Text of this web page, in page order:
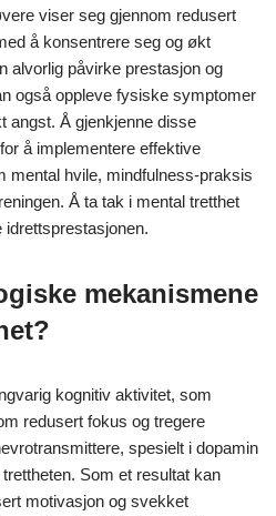
viser seg gjennom redusert
å konsentrere seg og økt
alvorlig påvirke prestasjon og
også oppleve fysiske symptomer
angst. Å gjenkjenne disse
å implementere effektive
mental hvile, mindfulness-praksis
Å ta tak i mental tretthet
idrettsprestasjonen.
mekanismene
kognitiv aktivitet, som
redusert fokus og tregere
spesielt i dopamin
Som et resultat kan
motivasjon og svekket